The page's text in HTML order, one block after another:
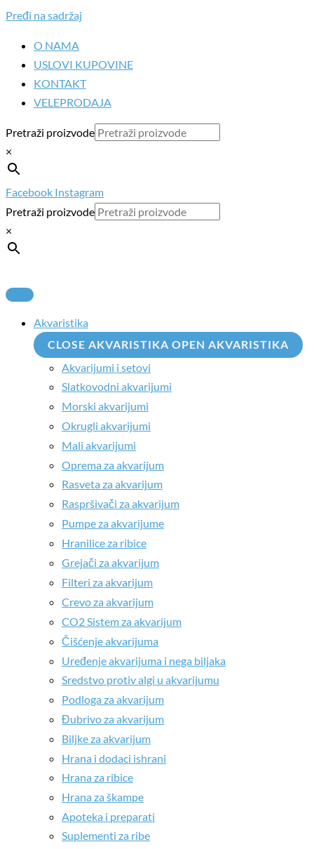
Pređi na sadržaj
O NAMA
USLOVI KUPOVINE
KONTAKT
VELEPRODAJA
Pretraži proizvode
×
Facebook Instagram
Pretraži proizvode
×
Akvaristika
CLOSE AKVARISTIKA OPEN AKVARISTIKA
Akvarijumi i setovi
Slatkovodni akvarijumi
Morski akvarijumi
Okrugli akvarijumi
Mali akvarijumi
Oprema za akvarijum
Rasveta za akvarijum
Raspršivači za akvarijum
Pumpe za akvarijume
Hranilice za ribice
Grejači za akvarijum
Filteri za akvarijum
Crevo za akvarijum
CO2 Sistem za akvarijum
Čišćenje akvarijuma
Uređenje akvarijuma i nega biljaka
Sredstvo protiv algi u akvarijumu
Podloga za akvarijum
Đubrivo za akvarijum
Biljke za akvarijum
Hrana i dodaci ishrani
Hrana za ribice
Hrana za škampe
Apoteka i preparati
Suplementi za ribe